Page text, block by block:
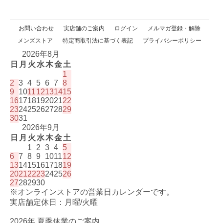
お問い合わせ 実店舗のご案内 ログイン
メルマガ登録・解除
メンズストア
特定商取引法に基づく表記 プライバシーポリシー
2026年8月
日 月 火 水木金土
1
2 3 4 5 6 7 8
9
101112131415
16171819202122
23242526272829
3031
2026年9月
日 月 火 水木金土
1
2 3 4 5
6 7 8 9 101112
13141516171819
20212223242526
27282930
※オンラインストアの営業日カレンダーです。
実店舗定休日：月曜/火曜
2026年 夏季休業のご案内